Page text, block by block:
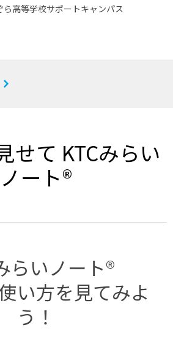
高等学校サポートキャンパス
せて KTCみらい
ノート®
らいノート®
い方を見てみよ
う！